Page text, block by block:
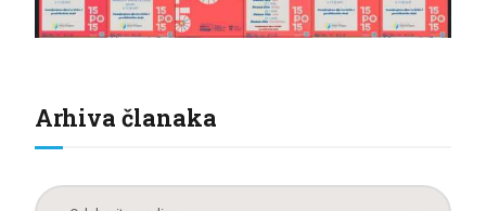
Arhiva članaka